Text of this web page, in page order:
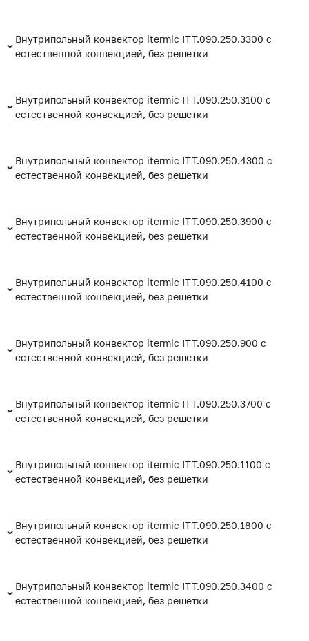
Внутрипольный конвектор itermic ITT.090.250.3300 с
естественной конвекцией, без решетки
Внутрипольный конвектор itermic ITT.090.250.3100 с
естественной конвекцией, без решетки
Внутрипольный конвектор itermic ITT.090.250.4300 с
естественной конвекцией, без решетки
Внутрипольный конвектор itermic ITT.090.250.3900 с
естественной конвекцией, без решетки
Внутрипольный конвектор itermic ITT.090.250.4100 с
естественной конвекцией, без решетки
Внутрипольный конвектор itermic ITT.090.250.900 с
естественной конвекцией, без решетки
Внутрипольный конвектор itermic ITT.090.250.3700 с
естественной конвекцией, без решетки
Внутрипольный конвектор itermic ITT.090.250.1100 с
естественной конвекцией, без решетки
Внутрипольный конвектор itermic ITT.090.250.1800 с
естественной конвекцией, без решетки
Внутрипольный конвектор itermic ITT.090.250.3400 с
естественной конвекцией, без решетки